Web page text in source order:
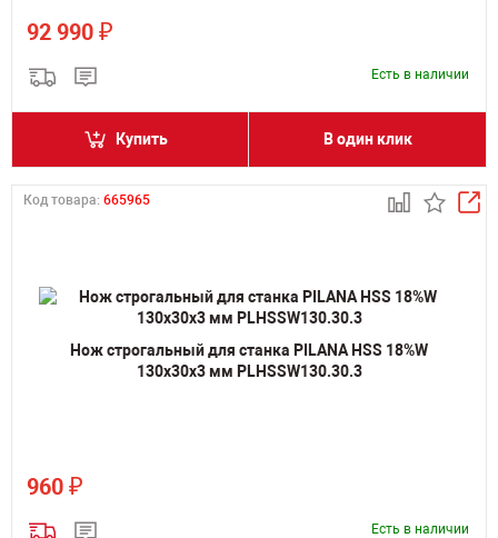
92 990 ₽
Есть в наличии
Купить В один клик
Код товара: 665965
Нож строгальный для станка PILANA HSS 18%W
130х30х3 мм PLHSSW130.30.3
960 ₽
Есть в наличии